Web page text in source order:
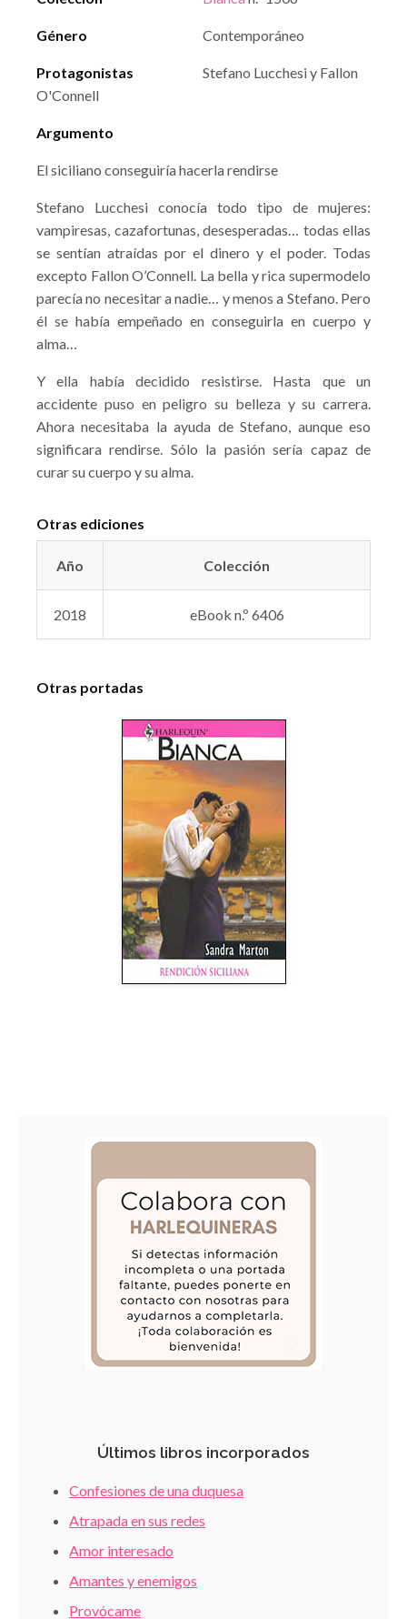
Género Contemporáneo
Protagonistas
Stefano Lucchesi y Fallon
O'Connell
Argumento
El siciliano conseguiría hacerla rendirse
Stefano Lucchesi conocía todo tipo de mujeres:
vampiresas, cazafortunas, desesperadas… todas ellas
se sentían atraídas por el dinero y el poder. Todas
excepto Fallon O’Connell. La bella y rica supermodelo
parecía no necesitar a nadie… y menos a Stefano. Pero
él se había empeñado en conseguirla en cuerpo y
alma…
Y ella había decidido resistirse. Hasta que un
accidente puso en peligro su belleza y su carrera.
Ahora necesitaba la ayuda de Stefano, aunque eso
significara rendirse. Sólo la pasión sería capaz de
curar su cuerpo y su alma.
Otras ediciones
Año Colección
2018 eBook n.º 6406
Otras portadas
Últimos libros incorporados
Confesiones de una duquesa
Atrapada en sus redes
Amor interesado
Amantes y enemigos
Provócame